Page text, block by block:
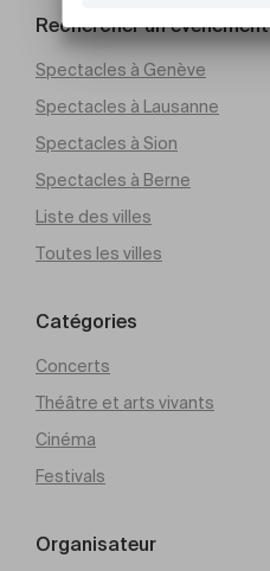
Rechercher un évènement
Spectacles à Genève
Spectacles à Lausanne
Spectacles à Sion
Spectacles à Berne
Liste des villes
Toutes les villes
Catégories
Concerts
Théâtre et arts vivants
Cinéma
Festivals
Organisateur